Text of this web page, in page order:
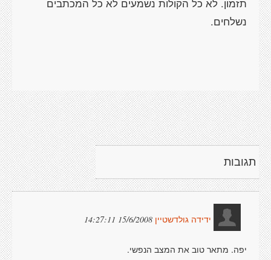
תזמון. לא כל הקולות נשמעים לא כל המכתבים
נשלחים.
תגובות
ידידה גולדשטיין 15/6/2008 14:27:11
יפה. מתאר טוב את המצב הנפשי.